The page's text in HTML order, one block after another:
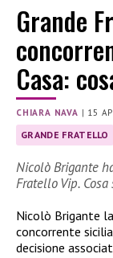
Grande
Casa:
CHIARA NAVA | 15
GRANDE FRATELLO
Nicolò Brigante
Fratello Vip.
Nicolò Brigante
concorrente
decisione